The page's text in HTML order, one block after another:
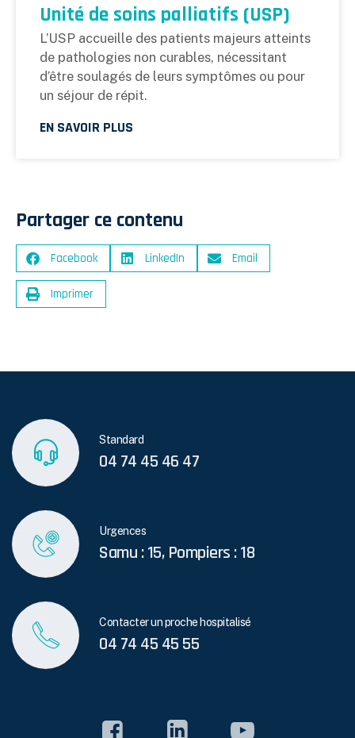
Unité de soins palliatifs (USP)
L’USP accueille des patients majeurs atteints
de pathologies non curables, nécessitant
d’être soulagés de leurs symptômes ou pour
un séjour de répit.
EN SAVOIR PLUS
Partager ce contenu
Facebook LinkedIn Email
Imprimer
Standard
04 74 45 46 47
Urgences
Samu : 15, Pompiers : 18
Contacter un proche hospitalisé
04 74 45 45 55